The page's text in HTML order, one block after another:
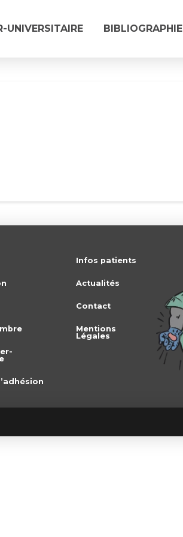
UNIVERSITAIRE BIBLIOGRAPHIE
Infos patients
Actualités
Contact
Mentions
Légales